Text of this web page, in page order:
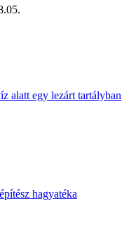
alatt egy lezárt tartályban
hagyatéka